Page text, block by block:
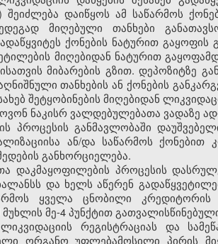
შეიძლება დაიწყოს ამ საწარმოს
მიღებული თანხები
ქონების ნატურით
მიღებიდან ნატურით
მიბარების გზით. დეპოზიტზე
აღნიშნული თანხების ან ქონების
შეტყობინების მიღებიდან
ნაკისრ ვალდებულებათა ვადაზე
პროცესის განმავლობაში
ან/და საწარმოს
განხორციელება.
დაკმაყოფილების პროცესის
და ხელს აწერენ
ყველა ცნობილი
მუხლის მე-4 პუნქტით
რეგისტრაციას და
ორგანო უფლებამოსილი პირის